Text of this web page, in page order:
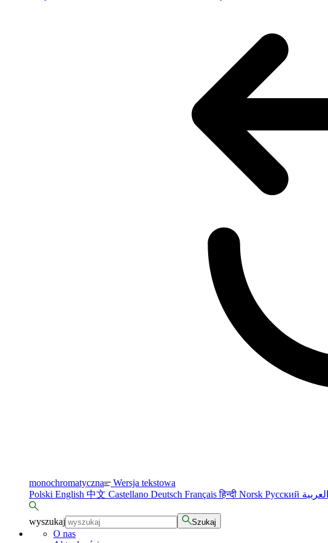
monochromatyczna Wersja tekstowa
Polski English 中文 Castellano Deutsch Françaisहिन्दी Norsk Русский
wyszukaj Szukaj
O nas